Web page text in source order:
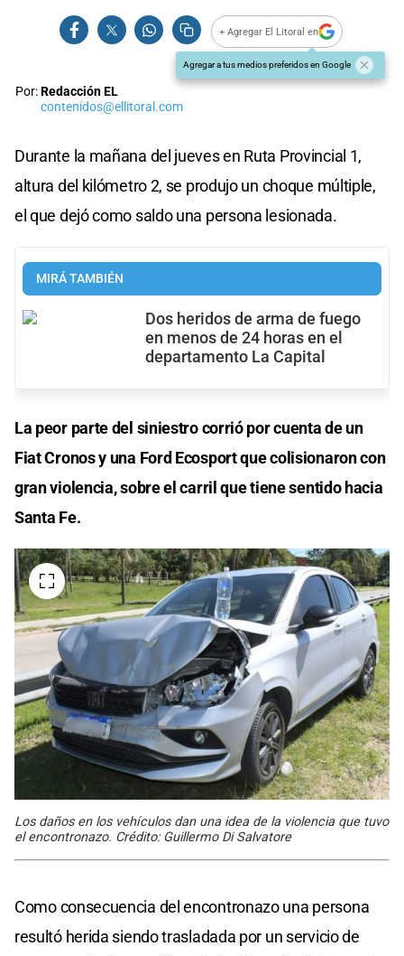
+ Agregar El Litoral en
Agregar a tus medios preferidos en Google
Por:Redacción EL
contenidos@ellitoral.com
Durante la mañana del jueves en Ruta Provincial 1,
altura del kilómetro 2, se produjo un choque múltiple,
el que dejó como saldo una persona lesionada.
MIRÁ TAMBIÉN
Dos heridos de arma de fuego
en menos de 24 horas en el
departamento La Capital
La peor parte del siniestro corrió por cuenta de un
Fiat Cronos y una Ford Ecosport que colisionaron con
gran violencia, sobre el carril que tiene sentido hacia
Santa Fe.
Los daños en los vehículos dan una idea de la violencia que tuvo
el encontronazo. Crédito: Guillermo Di Salvatore
Como consecuencia del encontronazo una persona
resultó herida siendo trasladada por un servicio de